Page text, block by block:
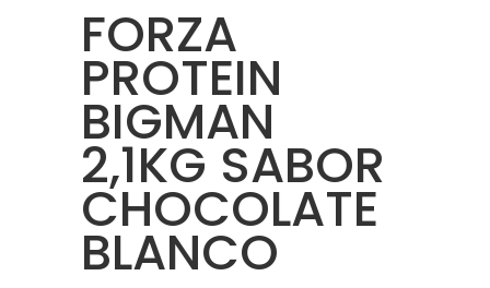
FORZA
PROTEIN
BIGMAN
2,1KG SABOR
CHOCOLATE
BLANCO